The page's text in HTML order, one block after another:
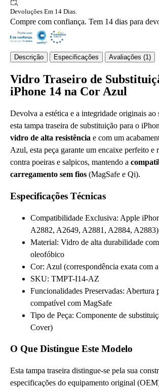
Devoluções Em 14 Dias.
Compre com confiança. Tem 14 dias para
Descrição Especificações Avaliações (1)
Vidro Traseiro de
iPhone 14 na Cor Azul
Devolva a estética e a integridade originais ao
esta tampa traseira de substituição para o
vidro de alta resistência e com um
Azul, esta peça garante um encaixe perfeito e
contra poeiras e salpicos, mantendo a
carregamento sem fios (MagSafe e Qi).
Especificações Técnicas
Compatibilidade Exclusiva: Apple
A2882, A2649, A2881, A2884, A2883)
Material: Vidro de alta durabilidade
oleofóbico
Cor: Azul (correspondência exata com
SKU: TMPT-I14-AZ
Funcionalidades Preservadas: Abertura
compatível com MagSafe
Tipo de Peça: Componente de
Cover)
O Que Distingue Este Modelo
Esta tampa traseira distingue-se pela sua
especificações do equipamento original